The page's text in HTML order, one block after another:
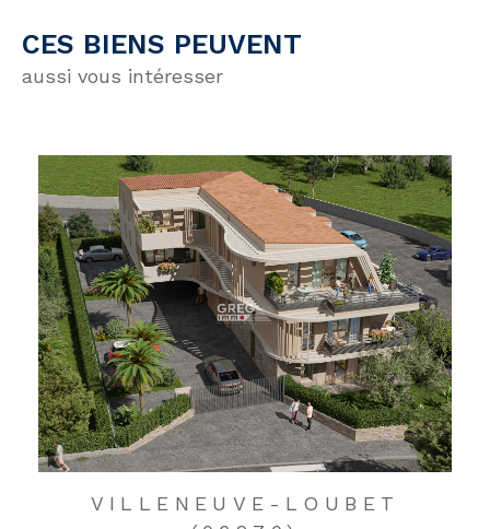
CES BIENS PEUVENT
aussi vous intéresser
VILLENEUVE-LOUBET